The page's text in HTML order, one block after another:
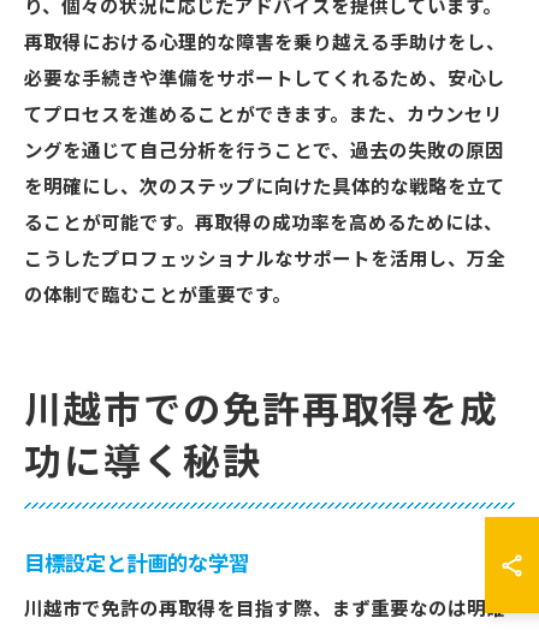
り、個々の状況に応じたアドバイスを提供しています。
再取得における心理的な障害を乗り越える手助けをし、
必要な手続きや準備をサポートしてくれるため、安心し
てプロセスを進めることができます。また、カウンセリ
ングを通じて自己分析を行うことで、過去の失敗の原因
を明確にし、次のステップに向けた具体的な戦略を立て
ることが可能です。再取得の成功率を高めるためには、
こうしたプロフェッショナルなサポートを活用し、万全
の体制で臨むことが重要です。
川越市での免許再取得を成
功に導く秘訣
目標設定と計画的な学習
川越市で免許の再取得を目指す際、まず重要なのは明確